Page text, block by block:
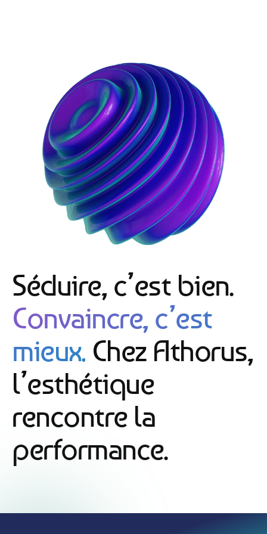
Séduire, c’est bien.
Convaincre, c’est
mieux. Chez Athorus,
l’esthétique
rencontre la
performance.